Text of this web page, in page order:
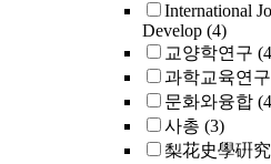
International
Develop (4)
교양학연구
과학교육연구
문화와융합
사총 (3)
梨花史學硏究